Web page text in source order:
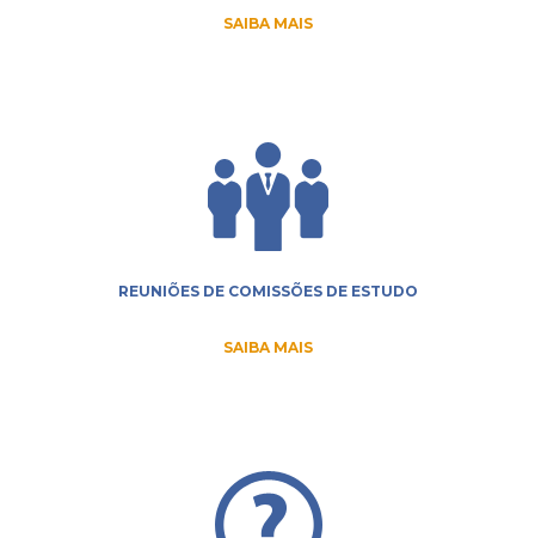
SAIBA MAIS
REUNIÕES DE COMISSÕES DE ESTUDO
SAIBA MAIS